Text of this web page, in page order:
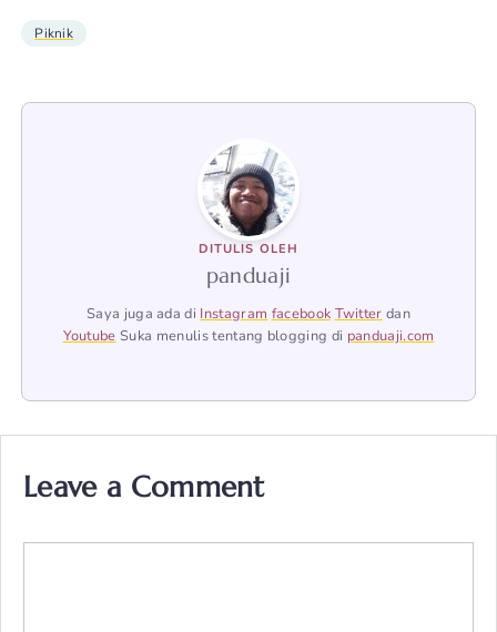
Piknik
DITULIS OLEH
panduaji
Saya juga ada di Instagram facebook Twitter dan
Youtube Suka menulis tentang blogging di panduaji.com
Leave a Comment